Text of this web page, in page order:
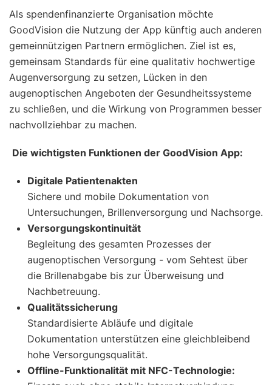
Als spendenfinanzierte Organisation möchte
GoodVision die Nutzung der App künftig auch anderen
gemeinnützigen Partnern ermöglichen. Ziel ist es,
gemeinsam Standards für eine qualitativ hochwertige
Augenversorgung zu setzen, Lücken in den
augenoptischen Angeboten der Gesundheitssysteme
zu schließen, und die Wirkung von Programmen besser
nachvollziehbar zu machen.
Die wichtigsten Funktionen der GoodVision App:
Digitale Patientenakten
Sichere und mobile Dokumentation von
Untersuchungen, Brillenversorgung und Nachsorge.
Versorgungskontinuität
Begleitung des gesamten Prozesses der
augenoptischen Versorgung - vom Sehtest über
die Brillenabgabe bis zur Überweisung und
Nachbetreuung.
Qualitätssicherung
Standardisierte Abläufe und digitale
Dokumentation unterstützen eine gleichbleibend
hohe Versorgungsqualität.
Offline-Funktionalität mit NFC-Technologie: